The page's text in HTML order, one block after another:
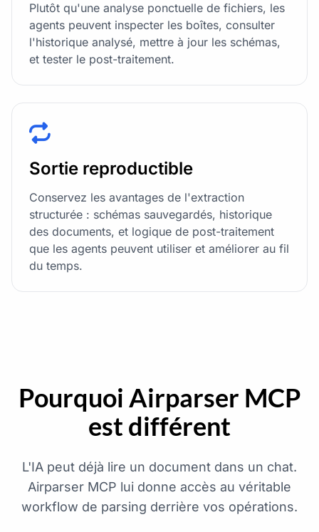
Plutôt qu'une analyse ponctuelle de fichiers, les
agents peuvent inspecter les boîtes, consulter
l'historique analysé, mettre à jour les schémas,
et tester le post-traitement.
Sortie reproductible
Conservez les avantages de l'extraction
structurée : schémas sauvegardés, historique
des documents, et logique de post-traitement
que les agents peuvent utiliser et améliorer au fil
du temps.
Pourquoi Airparser MCP
est différent
L'IA peut déjà lire un document dans un chat.
Airparser MCP lui donne accès au véritable
workflow de parsing derrière vos opérations.